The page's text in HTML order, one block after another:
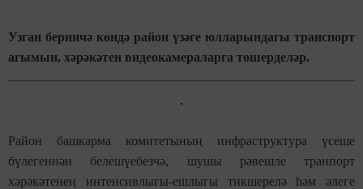
Узган берничә көндә район үзәге юлларындагы транспорт
агымын, хәрәкәтен видеокамераларга төшерделәр.
Район башкарма комитетының инфраструктура үсеше
бүлегеннән белешүебезчә, шушы рәвешле транпорт
хәрәкәтенең интенсивлыгы-ешлыгы тикшерелә һәм әлеге